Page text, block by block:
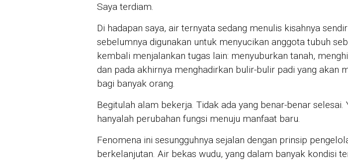
Saya terdiam.
Di hadapan saya, air ternyata sedang menulis kisahnya
sebelumnya digunakan untuk menyucikan anggota tubuh
kembali menjalankan tugas lain: menyuburkan tanah,
dan pada akhirnya menghadirkan bulir-bulir padi yang akan
bagi banyak orang.
Begitulah alam bekerja. Tidak ada yang benar-benar selesai.
hanyalah perubahan fungsi menuju manfaat baru.
Fenomena ini sesungguhnya sejalan dengan prinsip
berkelanjutan. Air bekas wudu, yang dalam banyak kondisi